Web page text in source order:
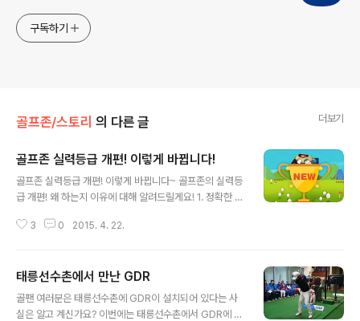
구독하기
골프존/스토리 의 다른 글 더보기
골프존 실력등급 개편! 이렇게 바뀝니다!
골프존 실력등급 개편! 이렇게 바뀝니다~ 골프존의 실력등
급 개편! 왜 하는지 이유에 대해 알려드릴게요! 1. 정확한 골
비슷한 실력끼리 경쟁하기 위해! 바로 위의 세가지 이유로
일이 기대됩니다 :) 가장 궁금하고 중요한 부분인 실력등급
은 어떻게 구성되는지 알아볼게요~ 푸짐한 경품이 준비되
어있는 실력등급 개편 사전 이벤트! 지금 바로 이벤트 참여
3 0 2015. 4. 22.
태릉선수촌에서 만난 GDR
골팬 여러분은 태릉선수촌에 GDR이 설치되어 있다는 사
실은 알고 계신가요? 이번에는 태릉선수촌에서 GDR에 대